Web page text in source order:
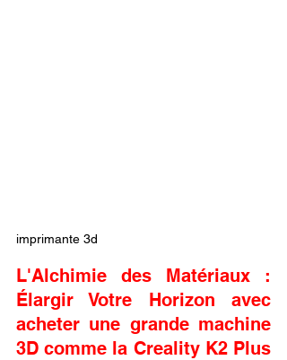
imprimante 3d
L'Alchimie des Matériaux :
Élargir Votre Horizon avec
acheter une grande machine
3D comme la Creality K2 Plus